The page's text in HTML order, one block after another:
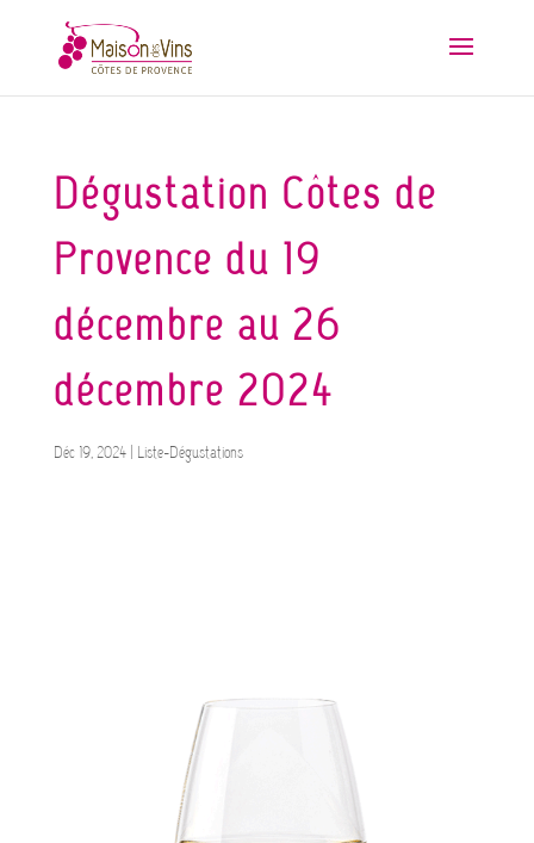
Dégustation Côtes de
Provence du 19
décembre au 26
décembre 2024
Déc 19, 2024| Liste-Dégustations